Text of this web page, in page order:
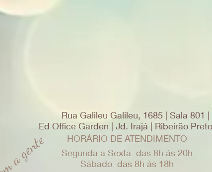
Rua Galileu Galileu, 1685 | Sala 801 |
Ed Office Garden | Jd. Irajá | Ribeirão
HORÁRIO DE ATENDIMENTO
Segunda a Sexta das 8h às 20h
Sábado das 8h às 18h